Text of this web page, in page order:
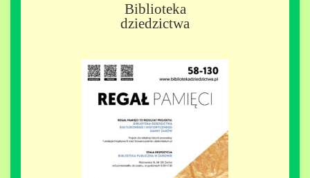
Biblioteka
dziedzictwa